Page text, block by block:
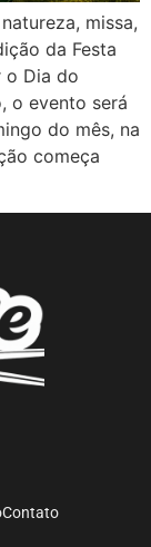
missa,
da Festa
o Dia do
o evento será
do mês, na
começa
Contato